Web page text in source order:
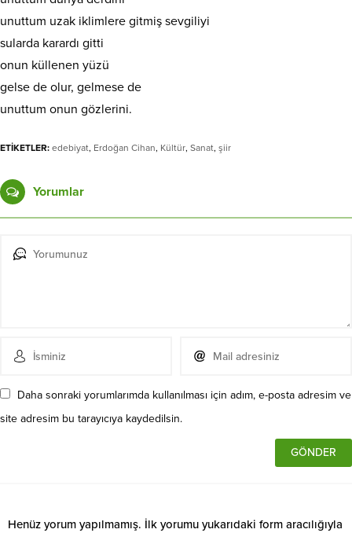
unuttum uzak iklimlere gitmiş sevgiliyi
sularda karardı gitti
onun küllenen yüzü
gelse de olur, gelmese de
unuttum onun gözlerini.
ETİKETLER: edebiyat, Erdoğan Cihan, Kültür, Sanat, şiir
Yorumlar
Daha sonraki yorumlarımda kullanılması için adım, e-posta adresim ve
site adresim bu tarayıcıya kaydedilsin.
Henüz yorum yapılmamış. İlk yorumu yukarıdaki form aracılığıyla